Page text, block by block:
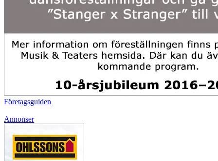
Företagsguiden
Annonser